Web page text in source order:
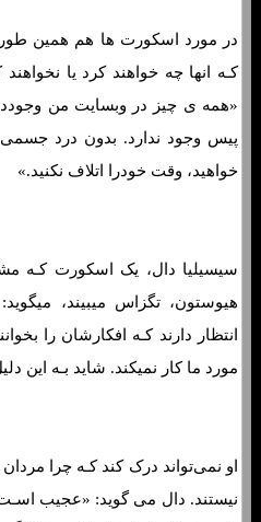
در مورد اسکورت ها هم همین طور.
کـه انها چه خواهند کرد یا
«همه ی چیز در وبسایت من
پیس وجود ندارد. بدون درد
خواهید، وقت خودرا اتلاف نکنید.»
سیسیلیا دال، یک اسکورت کـه
هیوستون، تگزاس میبیند،
انتظار دارند کـه افکارشان را
مورد ما کار نمیکند. شاید بـه این
او نمی‌تواند درک کند کـه چرا
نیستند. دال می گوید: «عجیب